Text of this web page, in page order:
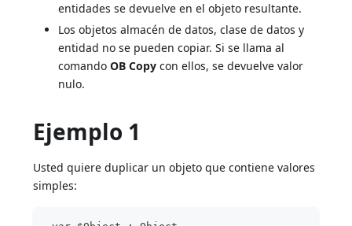
entidades se devuelve en el objeto resultante.
Los objetos almacén de datos, clase de datos y
entidad no se pueden copiar. Si se llama al
comandoOB Copy con ellos, se devuelve valor
nulo.
Ejemplo 1
Usted quiere duplicar un objeto que contiene valores
simples: